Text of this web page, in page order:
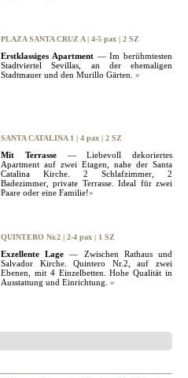
PLAZA SANTA CRUZ A | 4-5 pax | 2 SZ
Erstklassiges Apartment— Im berühmtesten
Stadtviertel Sevillas, an der ehemaligen
Stadtmauer und den Murillo Gärten. »
SANTA CATALINA 1 | 4 pax | 2 SZ
Mit Terrasse— Liebevoll dekoriertes
Apartment auf zwei Etagen, nahe der Santa
Catalina Kirche. 2 Schlafzimmer, 2
Badezimmer, private Terrasse. Ideal für zwei
Paare oder eine Familie!»
QUINTERO Nr.2 | 2-4 pax | 1 SZ
Exzellente Lage — Zwischen Rathaus und
Salvador Kirche. Quintero Nr.2, auf zwei
Ebenen, mit 4 Einzelbetten. Hohe Qualität in
Ausstattung und Einrichtung. »